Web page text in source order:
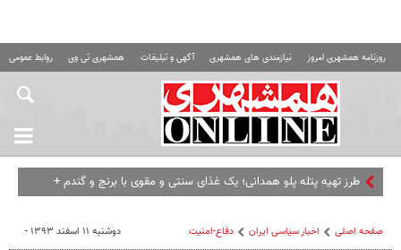
روزنامه همشهری امروز نیازمندی های همشهری آگهی و تبلیغات همشهری تی وی روابط عمومی
طرز تهیه پتله پلو همدانی؛ یک غذای سنتی و مقوی با برنج و گندم +
صفحه اصلی اخبار سیاسی ایران دفاع-امنیت دوشنبه ۱۱ اسفند ۱۳۹۳ -